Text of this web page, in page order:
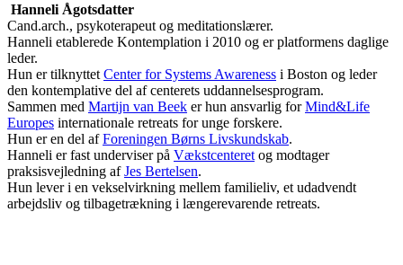
Hanneli Ågotsdatter
Cand.arch., psykoterapeut og meditationslærer.
Hanneli etablerede Kontemplation i 2010 og er platformens daglige
leder.
Hun er tilknyttet Center for Systems Awareness i Boston og leder
den kontemplative del af centerets uddannelsesprogram.
Sammen med Martijn van Beek er hun ansvarlig forMind&Life
Europes internationale retreats for unge forskere.
Hun er en del afForeningen Børns Livskundskab.
Hanneli er fast underviser på Vækstcenteret og modtager
praksisvejledning afJes Bertelsen.
Hun lever i en vekselvirkning mellem familieliv, et udadvendt
arbejdsliv og tilbagetrækning i længerevarende retreats.